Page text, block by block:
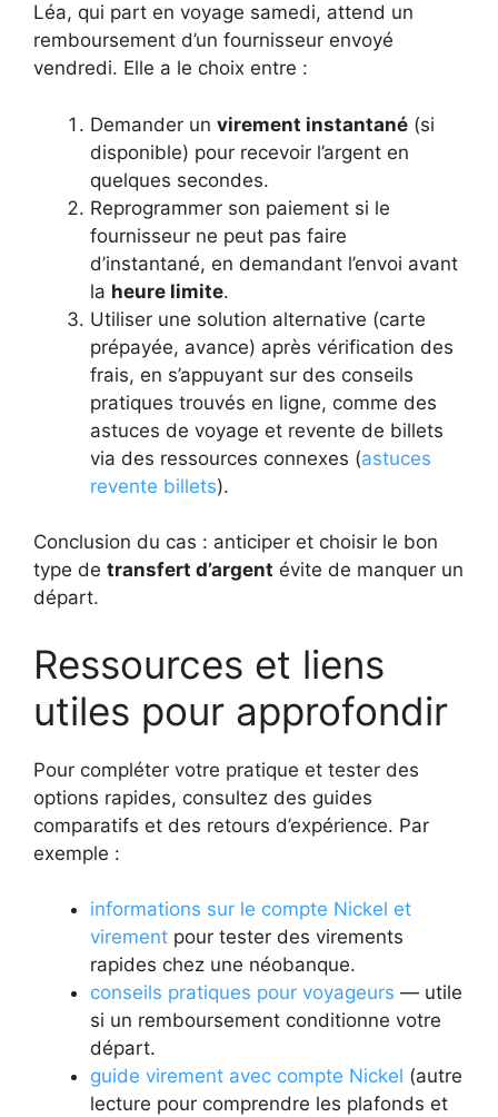
Léa, qui part en voyage samedi, attend un
remboursement d’un fournisseur envoyé
vendredi. Elle a le choix entre :
Demander un virement instantané (si
disponible) pour recevoir l’argent en
quelques secondes.
Reprogrammer son paiement si le
fournisseur ne peut pas faire
d’instantané, en demandant l’envoi avant
la heure limite.
Utiliser une solution alternative (carte
prépayée, avance) après vérification des
frais, en s’appuyant sur des conseils
pratiques trouvés en ligne, comme des
astuces de voyage et revente de billets
via des ressources connexes (astuces
revente billets).
Conclusion du cas : anticiper et choisir le bon
type de transfert d’argent évite de manquer un
départ.
Ressources et liens
utiles pour approfondir
Pour compléter votre pratique et tester des
options rapides, consultez des guides
comparatifs et des retours d’expérience. Par
exemple :
informations sur le compte Nickel et
virement pour tester des virements
rapides chez une néobanque.
conseils pratiques pour voyageurs — utile
si un remboursement conditionne votre
départ.
guide virement avec compte Nickel (autre
lecture pour comprendre les plafonds et